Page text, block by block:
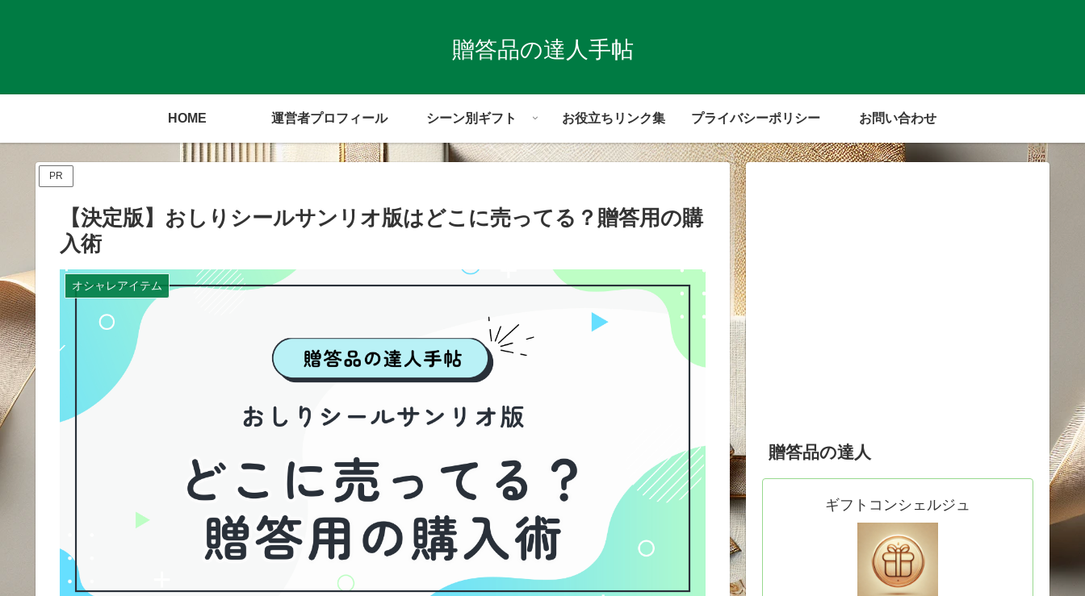
贈答品の達人手帖
HOME 運営者プロフィール シーン別ギフト お役立ちリンク集 プライバシーポリシー お問い合わせ
PR
【決定版】おしりシールサンリオ版はどこに売ってる？贈答用の購
入術
オシャレアイテム
贈答品の達人
ギフトコンシェルジュ